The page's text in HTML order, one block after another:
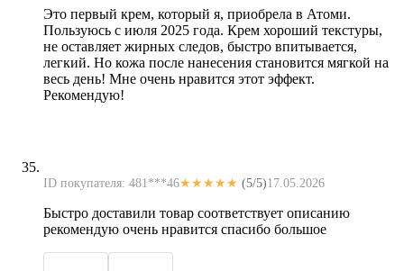
Это первый крем, который я, приобрела в Атоми.
Пользуюсь с июля 2025 года. Крем хороший текстуры,
не оставляет жирных следов, быстро впитывается,
легкий. Но кожа после нанесения становится мягкой на
весь день! Мне очень нравится этот эффект.
Рекомендую!
ID покупателя: 481***46★★★★★ (5/5)17.05.2026
Быстро доставили товар соответствует описанию
рекомендую очень нравится спасибо большое